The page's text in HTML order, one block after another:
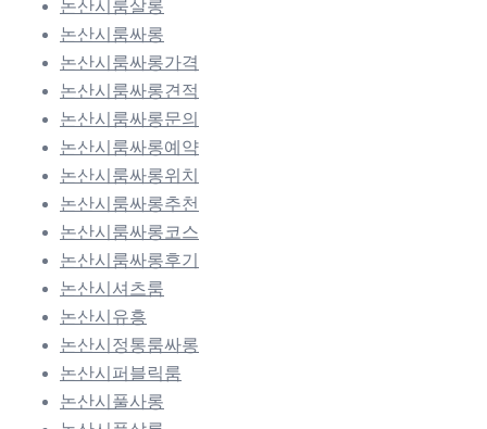
논산시룸살롱
논산시룸싸롱
논산시룸싸롱가격
논산시룸싸롱견적
논산시룸싸롱문의
논산시룸싸롱예약
논산시룸싸롱위치
논산시룸싸롱추천
논산시룸싸롱코스
논산시룸싸롱후기
논산시셔츠룸
논산시유흥
논산시정통룸싸롱
논산시퍼블릭룸
논산시풀사롱